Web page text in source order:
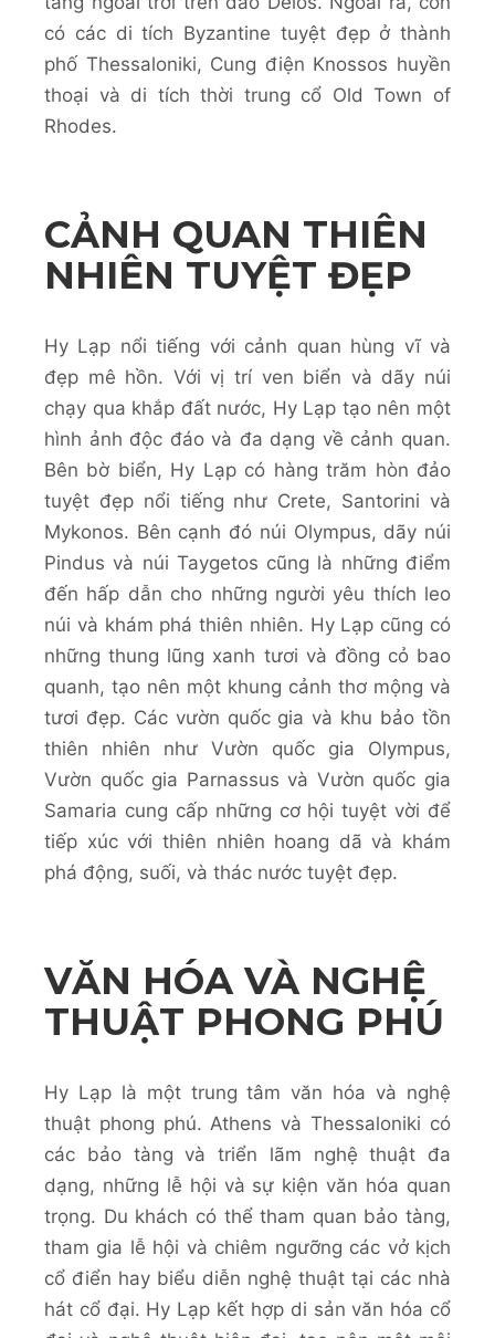
có các di tích Byzantine tuyệt đẹp ở thành
phố Thessaloniki, Cung điện Knossos huyền
thoại và di tích thời trung cổ Old Town of
Rhodes.
CẢNH QUAN THIÊN
NHIÊN TUYỆT ĐẸP
Hy Lạp nổi tiếng với cảnh quan hùng vĩ và
đẹp mê hồn. Với vị trí ven biển và dãy núi
chạy qua khắp đất nước, Hy Lạp tạo nên một
hình ảnh độc đáo và đa dạng về cảnh quan.
Bên bờ biển, Hy Lạp có hàng trăm hòn đảo
tuyệt đẹp nổi tiếng như Crete, Santorini và
Mykonos. Bên cạnh đó núi Olympus, dãy núi
Pindus và núi Taygetos cũng là những điểm
đến hấp dẫn cho những người yêu thích leo
núi và khám phá thiên nhiên. Hy Lạp cũng có
những thung lũng xanh tươi và đồng cỏ bao
quanh, tạo nên một khung cảnh thơ mộng và
tươi đẹp. Các vườn quốc gia và khu bảo tồn
thiên nhiên như Vườn quốc gia Olympus,
Vườn quốc gia Parnassus và Vườn quốc gia
Samaria cung cấp những cơ hội tuyệt vời để
tiếp xúc với thiên nhiên hoang dã và khám
phá động, suối, và thác nước tuyệt đẹp.
VĂN HÓA VÀ NGHỆ
THUẬT PHONG PHÚ
Hy Lạp là một trung tâm văn hóa và nghệ
thuật phong phú. Athens và Thessaloniki có
các bảo tàng và triển lãm nghệ thuật đa
dạng, những lễ hội và sự kiện văn hóa quan
trọng. Du khách có thể tham quan bảo tàng,
tham gia lễ hội và chiêm ngưỡng các vở kịch
cổ điển hay biểu diễn nghệ thuật tại các nhà
hát cổ đại. Hy Lạp kết hợp di sản văn hóa cổ